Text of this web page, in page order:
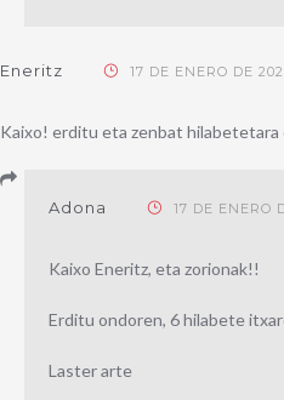
Eneritz 17 DE ENERO DE
Kaixo! erditu eta zenbat hilabetetara
Adona 17 DE ENERO
Kaixo Eneritz, eta zorionak!!
Erditu ondoren, 6 hilabete
Laster arte